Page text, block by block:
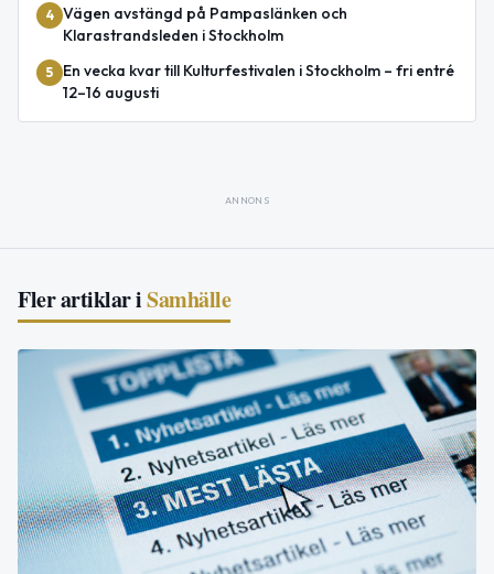
4 Vägen avstängd på Pampaslänken och
Klarastrandsleden i Stockholm
5
En vecka kvar till Kulturfestivalen i Stockholm – fri entré
12–16 augusti
ANNONS
Fler artiklar iSamhälle